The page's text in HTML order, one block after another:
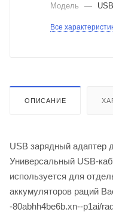
Модель
—
Все
ОПИСАНИЕ
USB зарядный адаптер
Универсальный USB-
используется для
аккумуляторов раций
-80abhh4be6b.xn--p1ai/